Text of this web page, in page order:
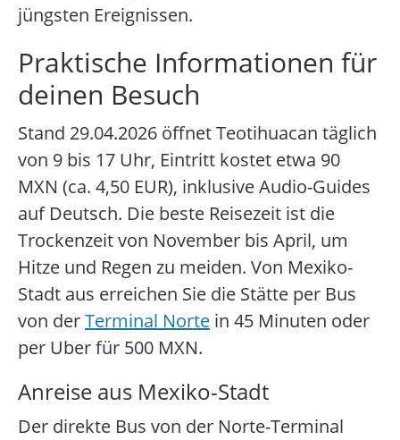
jüngsten Ereignissen.
Praktische Informationen für
deinen Besuch
Stand 29.04.2026 öffnet Teotihuacan täglich
von 9 bis 17 Uhr, Eintritt kostet etwa 90
MXN (ca. 4,50 EUR), inklusive Audio-Guides
auf Deutsch. Die beste Reisezeit ist die
Trockenzeit von November bis April, um
Hitze und Regen zu meiden. Von Mexiko-
Stadt aus erreichen Sie die Stätte per Bus
von derTerminal Norte in 45 Minuten oder
per Uber für 500 MXN.
Anreise aus Mexiko-Stadt
Der direkte Bus von der Norte-Terminal